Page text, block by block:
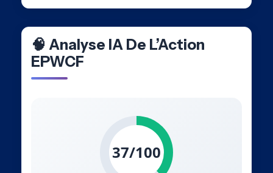
🧠 Analyse IA De L’Action
EPWCF
37/100